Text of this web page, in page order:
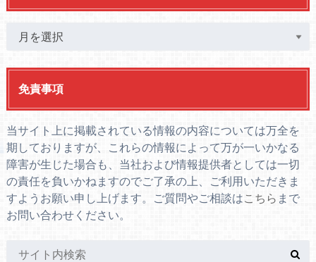
免責事項
当サイト上に掲載されている情報の内容については万全を
期しておりますが、これらの情報によって万が一いかなる
障害が生じた場合も、当社および情報提供者としては一切
の責任を負いかねますのでご了承の上、ご利用いただきま
すようお願い申し上げます。ご質問やご相談は こちら まで
お問い合わせください。